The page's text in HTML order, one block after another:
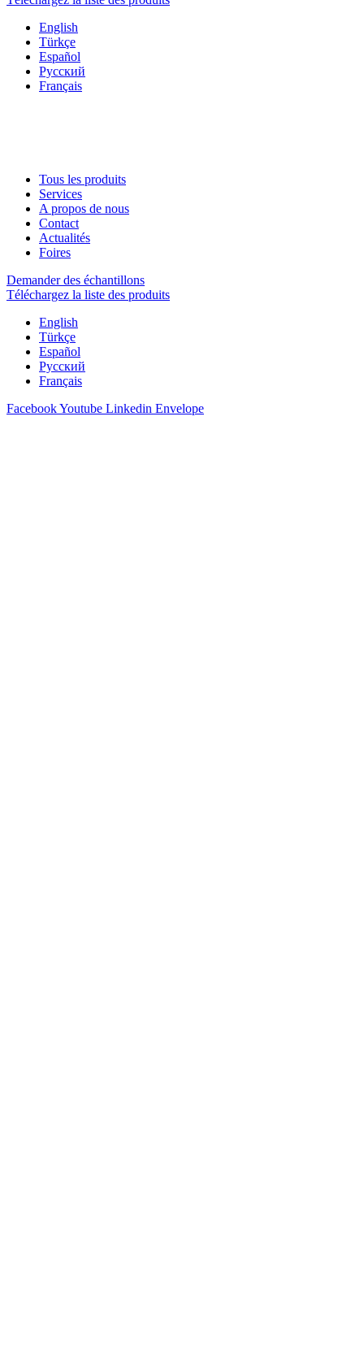
English
Türkçe
Español
Русский
Français
Tous les produits
Services
A propos de nous
Contact
Actualités
Foires
Demander des échantillons
Téléchargez la liste des produits
English
Türkçe
Español
Русский
Français
FacebookYoutube Linkedin Envelope